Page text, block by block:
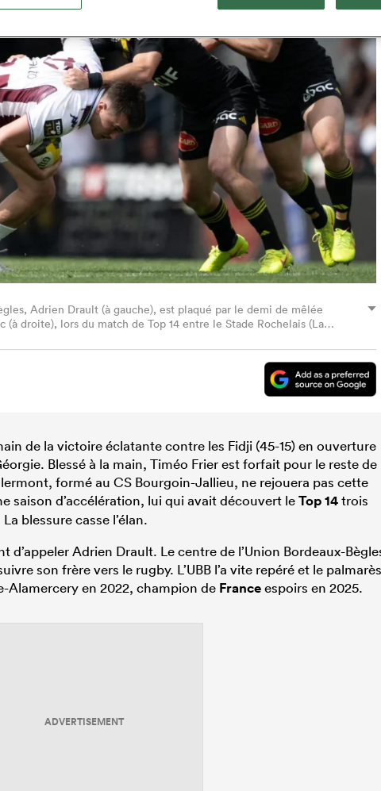
Adrien Drault (à gauche), est plaqué par le demi de mêlée
droite), lors du match de Top 14 entre le Stade Rochelais (La
/ AFP via Getty Images)
de la victoire éclatante contre les Fidji (45-15) en ouverture
Blessé à la main, Timéo Frier est forfait pour le reste de
formé au CS Bourgoin-Jallieu, ne rejouera pas cette
saison d’accélération, lui qui avait découvert leTop 14trois
blessure casse l’élan.
d’appeler Adrien Drault. Le centre de l’Union Bordeaux-
son frère vers le rugby. L’UBB l’a vite repéré et le palmarès
Alamercery en 2022, champion de Franceespoirs en 2025.
ADVERTISEMENT